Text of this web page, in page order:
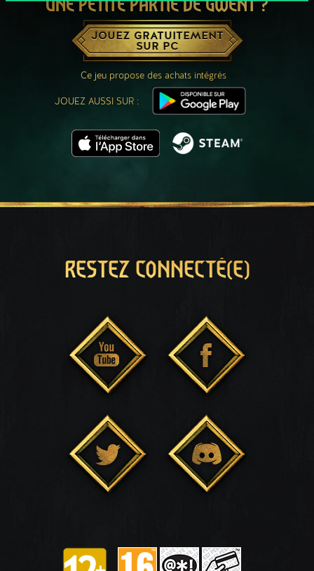
UNE PETITE PARTIE DE GWENT ?
JOUEZ GRATUITEMENT
SUR PC
Ce jeu propose des achats intégrés
JOUEZ AUSSI SUR :
RESTEZ CONNECTÉ(E)